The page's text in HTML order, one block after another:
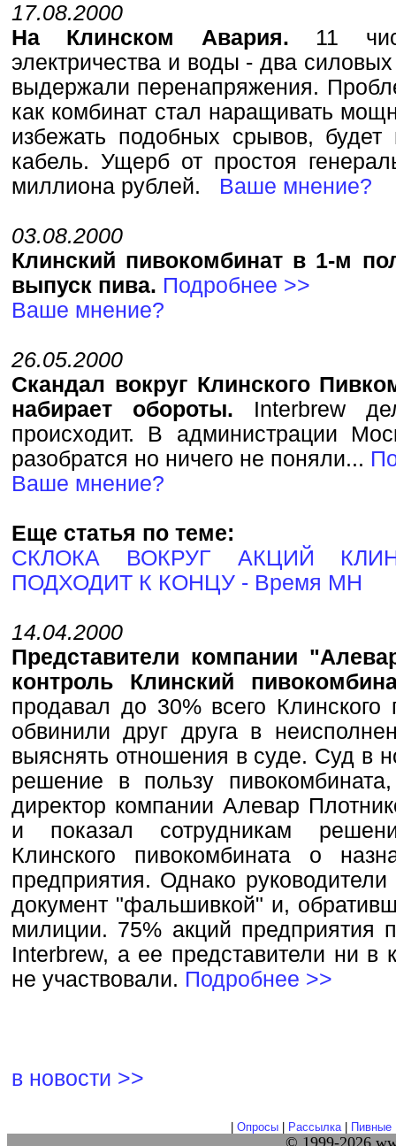
17.08.2000
На Клинском Авария. 11
электричества и воды - два
выдержали перенапряжения.
как комбинат стал наращивать
избежать подобных срывов,
кабель. Ущерб от простоя
миллиона рублей. Ваше мнение?
03.08.2000
Клинский пивокомбинат в 1-м
выпуск пива. Подробнее >>
Ваше мнение?
26.05.2000
Скандал вокруг Клинского
набирает обороты. Interbrew
происходит. В администрации
разобратся но ничего не поняли...
Ваше мнение?
Еще статья по теме:
СКЛОКА ВОКРУГ АКЦИЙ
ПОДХОДИТ К КОНЦУ - Время МН
14.04.2000
Представители компании
контроль Клинский
продавал до 30% всего
обвинили друг друга в
выяснять отношения в суде. Суд в
решение в пользу
директор компании Алевар
и показал сотрудникам
Клинского пивокомбината о
предприятия. Однако
документ "фальшивкой" и,
милиции. 75% акций предприятия
Interbrew, а ее представители ни в
не участвовали. Подробнее >>
в новости >>
Опросы| Рассылка| Пивные
© 1999-2026